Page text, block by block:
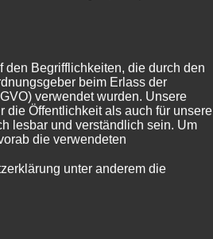
System nach Ihren
den Begrifflichkeiten, die durch den
beim Erlass der
verwendet wurden. Unsere
die Öffentlichkeit als auch für unsere
lesbar und verständlich sein. Um
die verwendeten
unter anderem die